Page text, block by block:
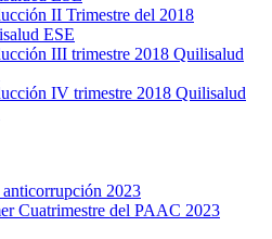
II Trimestre del 2018
ESE
III trimestre 2018 Quilisalud
IV trimestre 2018 Quilisalud
anticorrupción 2023
Cuatrimestre del PAAC 2023